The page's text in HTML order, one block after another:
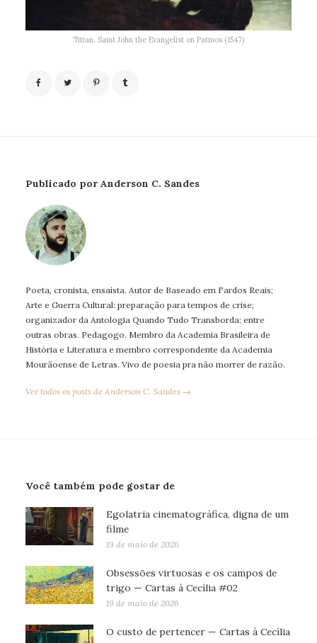
Titian. Saint John the Evangelist on Patmos (1547)
Publicado por Anderson C. Sandes
Poeta, cronista, ensaísta. Autor de Baseado em Fardos Reais;
Arte e Guerra Cultural: preparação para tempos de crise;
organizador da Antologia Quando Tudo Transborda; entre
outras obras. Pedagogo. Membro da Academia Brasileira de
História e Literatura e membro correspondente da Academia
Mourãoense de Letras. Vivo de poesia pra não morrer de razão.
Ver todos os posts de Anderson C. Sandes →
Você também pode gostar de
Egolatria cinematográfica, digna de um
filme
19 de maio de 2026
Obsessões virtuosas e os campos de
trigo — Cartas à Cecília #02
19 de maio de 2026
O custo de pertencer — Cartas à Cecília